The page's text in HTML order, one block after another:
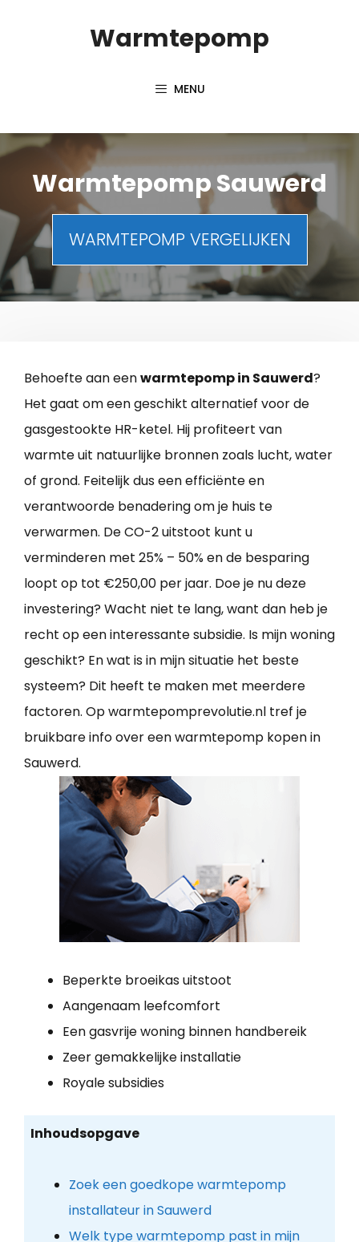
Warmtepomp
MENU
Warmtepomp Sauwerd
WARMTEPOMP VERGELIJKEN
Behoefte aan eenwarmtepomp in Sauwerd?
Het gaat om een geschikt alternatief voor de
gasgestookte HR-ketel. Hij profiteert van
warmte uit natuurlijke bronnen zoals lucht, water
of grond. Feitelijk dus een efficiënte en
verantwoorde benadering om je huis te
verwarmen. De CO-2 uitstoot kunt u
verminderen met 25% – 50% en de besparing
loopt op tot €250,00 per jaar. Doe je nu deze
investering? Wacht niet te lang, want dan heb je
recht op een interessante subsidie. Is mijn woning
geschikt? En wat is in mijn situatie het beste
systeem? Dit heeft te maken met meerdere
factoren. Op warmtepomprevolutie.nl tref je
bruikbare info over een warmtepomp kopen in
Sauwerd.
Beperkte broeikas uitstoot
Aangenaam leefcomfort
Een gasvrije woning binnen handbereik
Zeer gemakkelijke installatie
Royale subsidies
Inhoudsopgave
Zoek een goedkope warmtepomp
installateur in Sauwerd
Welk type warmtepomp past in mijn